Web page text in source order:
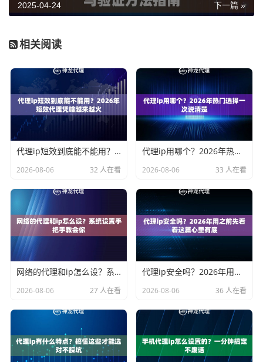
下一篇 »
2025-04-24
相关阅读
代理ip短效到底能不能用？2026年短效代理凭啥越来越火
2026-08-06 32 人在看
代理ip用哪个？2026年热门选择一次说清楚
2026-08-06 33 人在看
网络的代理和ip怎么设？系统设置手把手教会你
2026-08-06 27 人在看
代理ip安全吗？2026年用之前先看看这篇心里有底
2026-08-06 36 人在看